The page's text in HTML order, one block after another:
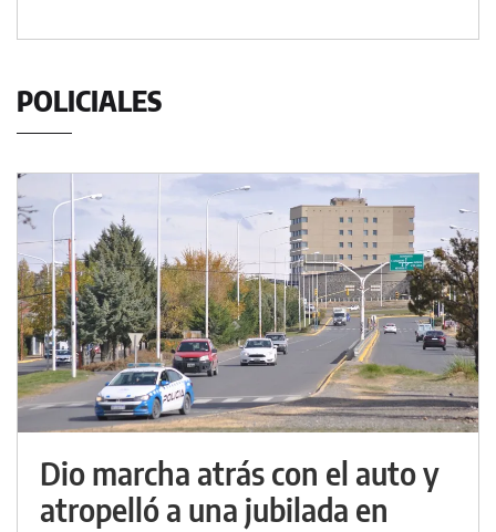
POLICIALES
Dio marcha atrás con el auto y
atropelló a una jubilada en